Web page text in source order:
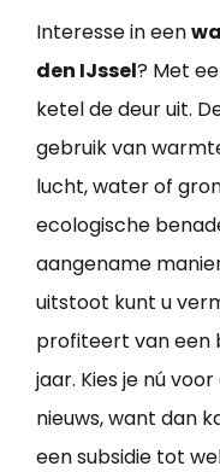
Interesse in een
den IJssel? Met
ketel de deur uit.
gebruik van
lucht, water of
ecologische
aangename
uitstoot kunt u
profiteert van een
jaar. Kies je nú
nieuws, want dan
een subsidie tot